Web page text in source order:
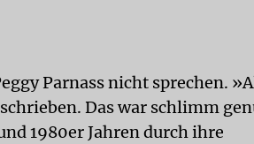
Parnass nicht sprechen.
Das war schlimm
1980er Jahren durch ihre